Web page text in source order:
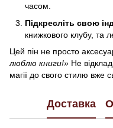
часом.
Підкресліть свою
книжкового клубу, та
Цей пін не просто
люблю книги!» Не
магії до свого стилю вже
Доставка